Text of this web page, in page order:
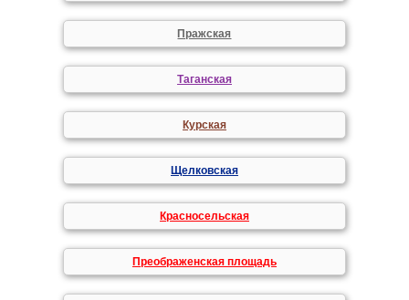
Пражская
Таганская
Курская
Щелковская
Красносельская
Преображенская площадь